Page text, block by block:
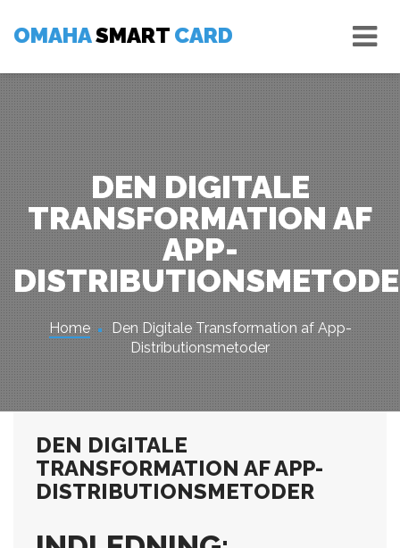
content
OMAHASMART CARD
DEN DIGITALE
TRANSFORMATION AF
APP-
Home
Den Digitale Transformation af App-
Distributionsmetoder
DEN DIGITALE
TRANSFORMATION AF APP-
DISTRIBUTIONSMETODER